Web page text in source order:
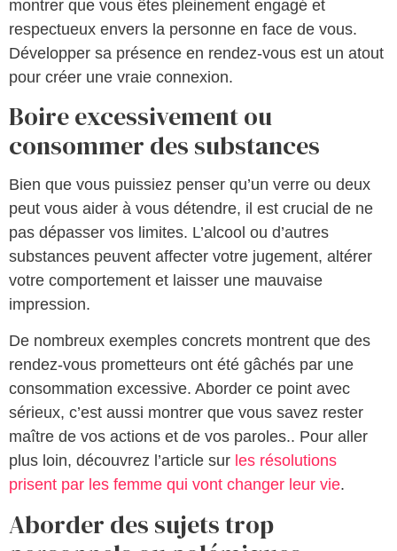
montrer que vous êtes pleinement engagé et
respectueux envers la personne en face de vous.
Développer sa présence en rendez-vous est un atout
pour créer une vraie connexion.
Boire excessivement ou
consommer des substances
Bien que vous puissiez penser qu’un verre ou deux
peut vous aider à vous détendre, il est crucial de ne
pas dépasser vos limites. L’alcool ou d’autres
substances peuvent affecter votre jugement, altérer
votre comportement et laisser une mauvaise
impression.
De nombreux exemples concrets montrent que des
rendez-vous prometteurs ont été gâchés par une
consommation excessive. Aborder ce point avec
sérieux, c’est aussi montrer que vous savez rester
maître de vos actions et de vos paroles.. Pour aller
plus loin, découvrez l’article sur les résolutions
prisent par les femme qui vont changer leur vie.
Aborder des sujets trop